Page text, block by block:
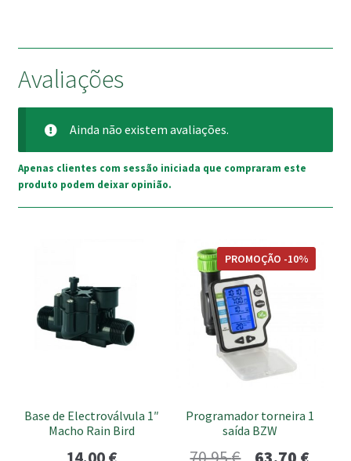
Avaliações
Ainda não existem avaliações.
Apenas clientes com sessão iniciada que compraram este
produto podem deixar opinião.
Base de Electroválvula 1″
Macho Rain Bird
Programador torneira 1
saída BZW
PROMOÇÃO -10%